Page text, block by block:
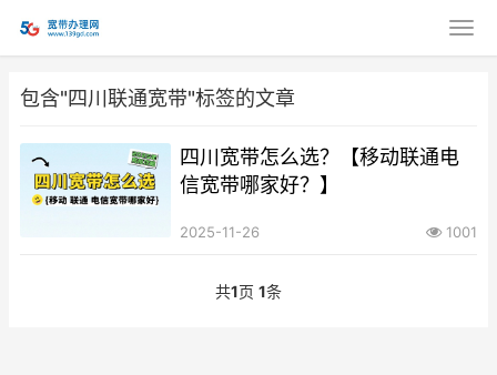
包含"四川联通宽带"标签的文章
四川宽带怎么选？【移动联通电
信宽带哪家好？】
2025-11-26 1001
共1页 1条